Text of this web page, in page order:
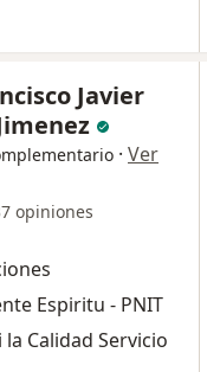
Javier
· Ver
opiniones
Espiritu - PNIT
Calidad Servicio